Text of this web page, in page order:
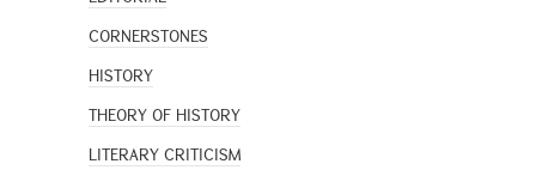
CORNERSTONES
HISTORY
THEORY OF HISTORY
LITERARY CRITICISM